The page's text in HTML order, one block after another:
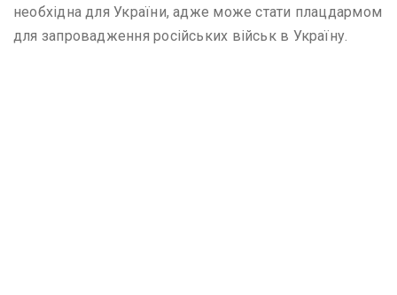
необхідна для України, адже може стати плацдармом
для запровадження російських військ в Україну.